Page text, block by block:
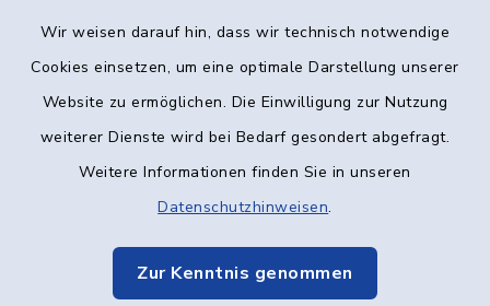
Wir weisen darauf hin, dass wir technisch notwendige
Cookies einsetzen, um eine optimale Darstellung unserer
Website zu ermöglichen. Die Einwilligung zur Nutzung
weiterer Dienste wird bei Bedarf gesondert abgefragt.
Weitere Informationen finden Sie in unseren
Datenschutzhinweisen.
Zur Kenntnis genommen
Datenschutz
Impressum
Elektronische Kommunikation
Cookie-Einstellungen